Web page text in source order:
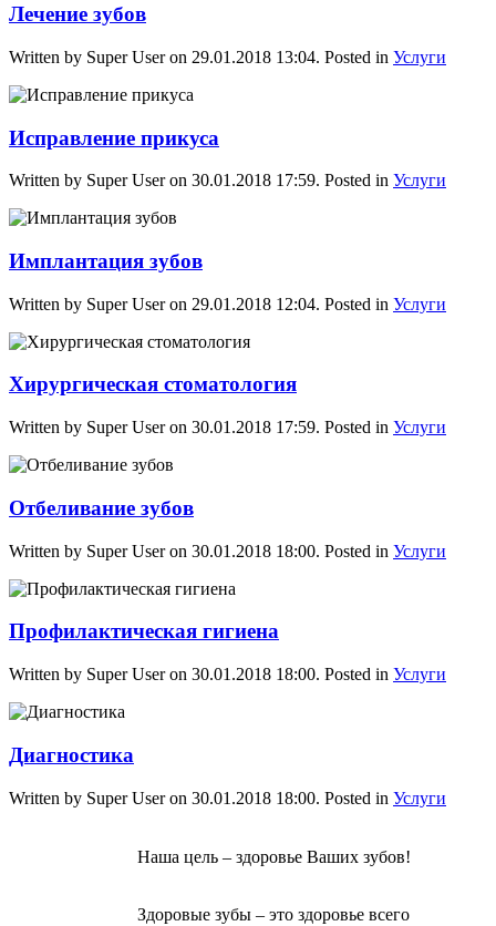
Лечение зубов
Written by Super User on 29.01.2018 13:04. Posted in Услуги
Исправление прикуса
Written by Super User on 30.01.2018 17:59. Posted in Услуги
Имплантация зубов
Written by Super User on 29.01.2018 12:04. Posted in Услуги
Хирургическая стоматология
Written by Super User on 30.01.2018 17:59. Posted in Услуги
Отбеливание зубов
Written by Super User on 30.01.2018 18:00. Posted in Услуги
Профилактическая гигиена
Written by Super User on 30.01.2018 18:00. Posted in Услуги
Диагностика
Written by Super User on 30.01.2018 18:00. Posted in Услуги
Наша цель – здоровье Ваших зубов!
Здоровые зубы – это здоровье всего